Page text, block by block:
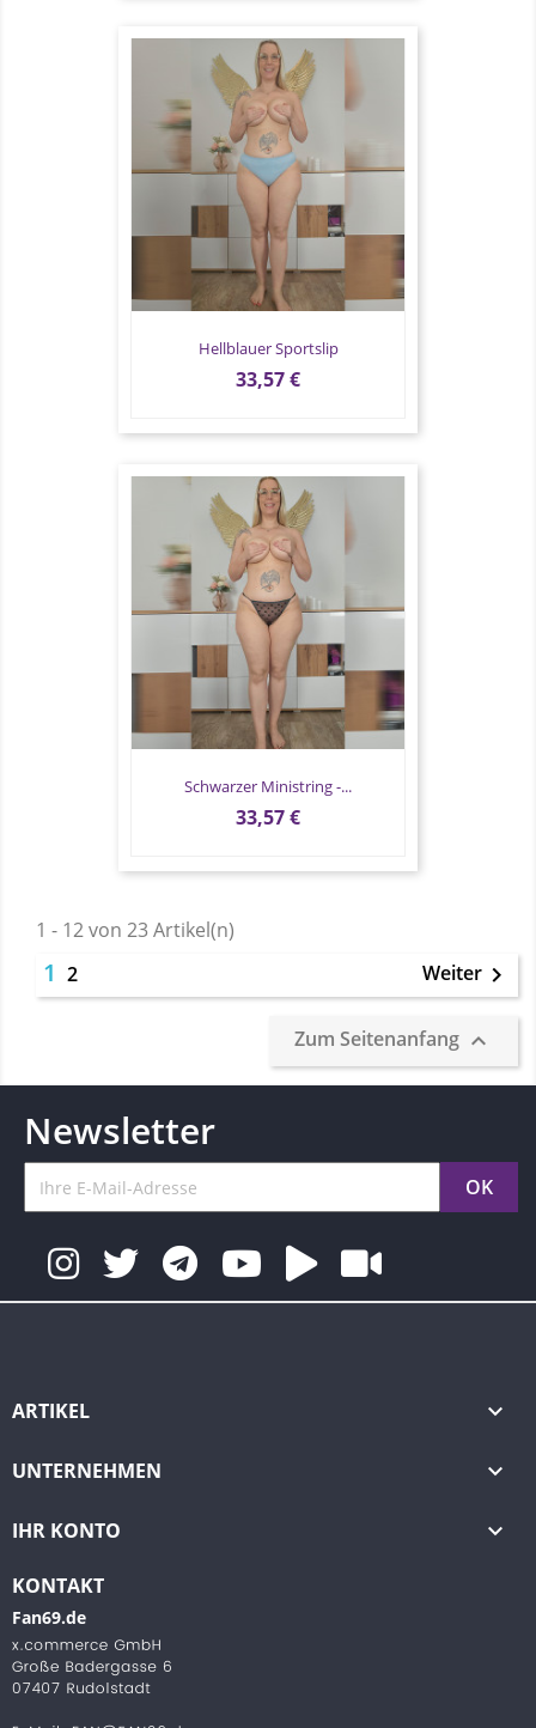
Hellblauer Sportslip
Preis
33,57 €
Schwarzer Ministring -...
Preis
33,57 €
1 - 12 von 23 Artikel(n)
1 2 Weiter 
Zum Seitenanfang 
Newsletter
ARTIKEL 
UNTERNEHMEN 
IHR KONTO 
KONTAKT
Fan69.de